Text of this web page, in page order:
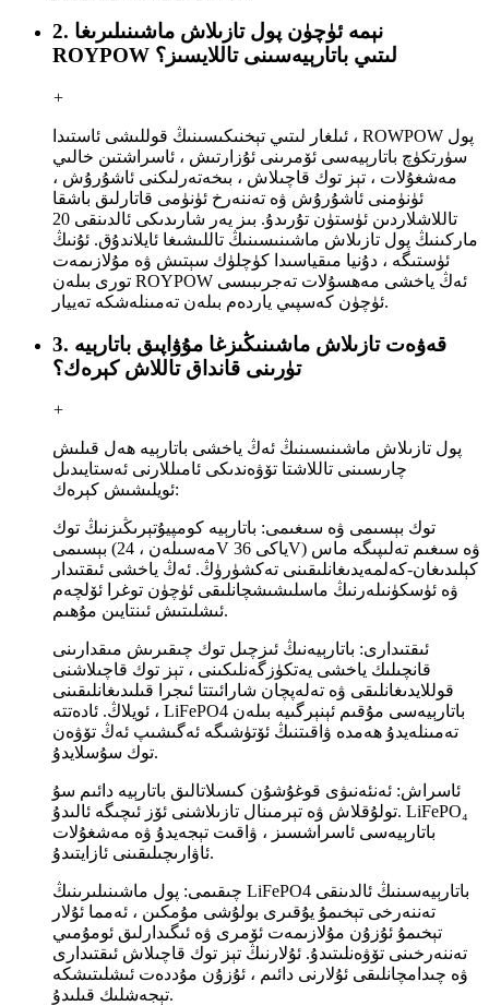
2. نېمە ئۈچۈن پول تازىلاش ماشىنىلىرىغا
ROYPOW لىتىي باتارېيەسىنى تاللايسىز؟
+
ئىلغار لىتىي تېخنىكىسىنىڭ قوللىشى ئاستىدا ، ROWPOW پول
سۈرتكۈچ باتارېيەسى ئۆمرىنى ئۇزارتىش ، ئاسراشتىن خالىي
مەشغۇلات ، تېز توك قاچىلاش ، بىخەتەرلىكنى ئاشۇرۇش ،
ئۈنۈمنى ئاشۇرۇش ۋە تەننەرخ ئۈنۈمى قاتارلىق باشقا
تاللاشلاردىن ئۈستۈن تۇرىدۇ. بىز يەر شارىدىكى ئالدىنقى 20
ماركىنىڭ پول تازىلاش ماشىنىسىنىڭ تاللىشىغا ئايلاندۇق. ئۇنىڭ
ئۈستىگە ، دۇنيا مىقياسىدا كۈچلۈك سېتىش ۋە مۇلازىمەت
تورى بىلەن ROYPOW ئەڭ ياخشى مەھسۇلات تەجرىبىسى
ئۈچۈن كەسپىي ياردەم بىلەن تەمىنلەشكە تەييار.
3. قەۋەت تازىلاش ماشىنىڭىزغا مۇۋاپىق باتارېيە
تۈرىنى قانداق تاللاش كېرەك؟
+
پول تازىلاش ماشىنىسىنىڭ ئەڭ ياخشى باتارېيە ھەل قىلىش
چارىسىنى تاللاشتا تۆۋەندىكى ئامىللارنى ئەستايىدىل
ئويلىشىش كېرەك:
توك بېسىمى ۋە سىغىمى: باتارېيە كومپيۇتېرىڭىزنىڭ توك
بېسىمى (مەسىلەن ، 24V ياكى 36V) ۋە سىغىم تەلىپىگە ماس
كېلىدىغان-كەلمەيدىغانلىقىنى تەكشۈرۈڭ. ئەڭ ياخشى ئىقتىدار
ۋە ئۈسكۈنىلەرنىڭ ماسلىشىشچانلىقى ئۈچۈن توغرا ئۆلچەم
ئىشلىتىش ئىنتايىن مۇھىم.
ئىقتىدارى: باتارېيەنىڭ ئىزچىل توك چىقىرىش مىقدارىنى
قانچىلىك ياخشى يەتكۈزگەنلىكىنى ، تېز توك قاچىلاشنى
قوللايدىغانلىقى ۋە تەلەپچان شارائىتتا ئىجرا قىلىدىغانلىقىنى
ئويلاڭ. ئادەتتە ، LiFePO4 باتارېيەسى مۇقىم ئېنېرگىيە بىلەن
تەمىنلەيدۇ ھەمدە ۋاقىتنىڭ ئۆتۈشىگە ئەگىشىپ ئەڭ تۆۋەن
توك سۇسلايدۇ.
ئاسراش: ئەنئەنىۋى قوغۇشۇن كىسلاتالىق باتارېيە دائىم سۇ
تولۇقلاش ۋە تېرمىنال تازىلاشنى ئۆز ئىچىگە ئالىدۇ. LiFePO₄
باتارېيەسى ئاسراشسىز ، ۋاقىت تېجەيدۇ ۋە مەشغۇلات
ئاۋارىچىلىقىنى ئازايتىدۇ.
چىقىمى: پول ماشىنىلىرىنىڭ LiFePO4 باتارېيەسىنىڭ ئالدىنقى
تەننەرخى تېخىمۇ يۇقىرى بولۇشى مۇمكىن ، ئەمما ئۇلار
تېخىمۇ ئۇزۇن مۇلازىمەت ئۆمرى ۋە ئىگىدارلىق ئومۇمىي
تەننەرخىنى تۆۋەنلىتىدۇ. ئۇلارنىڭ تېز توك قاچىلاش ئىقتىدارى
ۋە چىدامچانلىقى ئۇلارنى دائىم ، ئۇزۇن مۇددەت ئىشلىتىشكە
تېجەشلىك قىلىدۇ.